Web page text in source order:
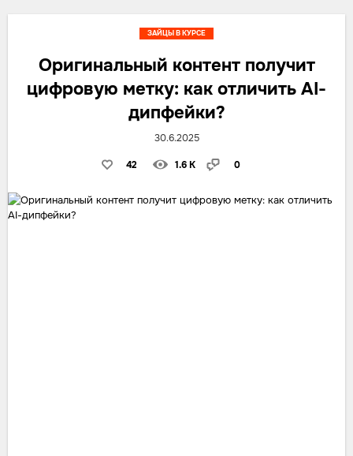
Оригинальный контент получит
цифровую метку: как отличить AI-
дипфейки?
30.6.2025
42 1.6 K 0
ЗАЙЦЫ В КУРСЕ